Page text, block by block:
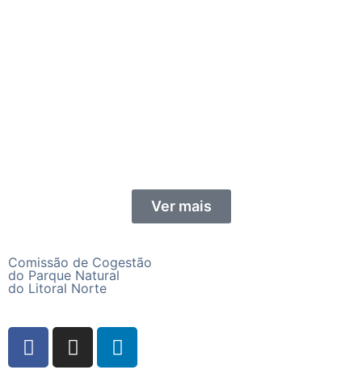
Ver mais
Comissão de Cogestão
do Parque Natural
do Litoral Norte